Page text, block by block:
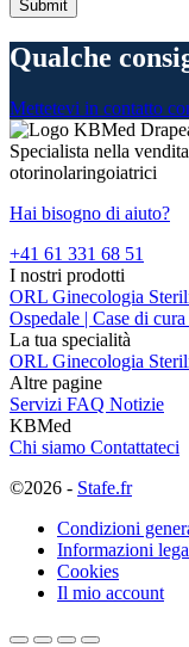
Qualche
Mettetevi in contatto
Specialista nella
otorinolaringoiatrici
Hai bisogno di aiuto?
+41 61 331 68 51
I nostri prodotti
ORL Ginecologia
Ospedale | Case di
La tua specialità
ORL Ginecologia
Altre pagine
Servizi FAQ Notizie
KBMed
Chi siamo Contattateci
©2026 - Stafe.fr
Condizioni
Informazioni
Cookies
Il mio account